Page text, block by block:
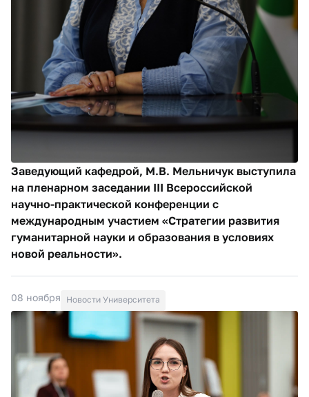
Заведующий кафедрой, М.В. Мельничук выступила
на пленарном заседании III Всероссийской
научно-практической конференции с
международным участием «Стратегии развития
гуманитарной науки и образования в условиях
новой реальности».
08 ноября Новости Университета